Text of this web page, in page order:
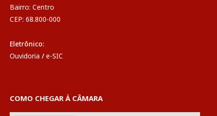
Bairro: Centro
CEP: 68.800-000
Eletrônico:
Ouvidoria / e-SIC
COMO CHEGAR À CÂMARA